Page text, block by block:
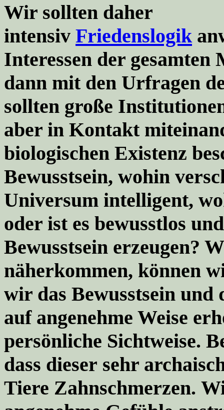
Wir sollten daher
intensiv Friedenslogik
Interessen der gesamten
dann mit den Urfragen
sollten große
aber in Kontakt
biologischen Existenz
Bewusstsein, wohin
Universum intelligent,
oder ist es bewusstlos
Bewusstsein erzeugen?
näherkommen, können
wir das Bewusstsein und
auf angenehme Weise
persönliche Sichtweise.
dass dieser sehr
Tiere Zahnschmerzen.